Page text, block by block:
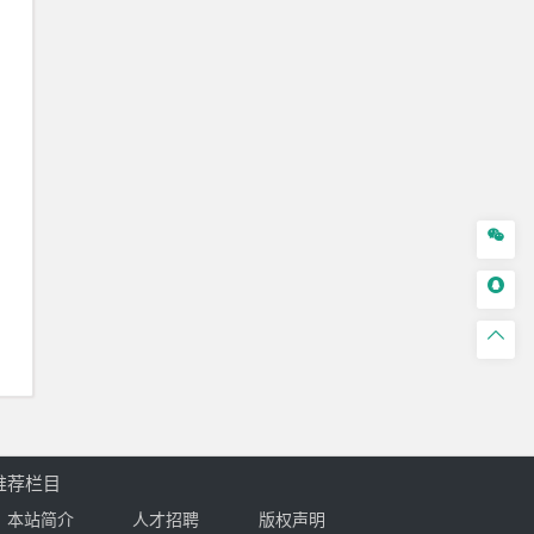



荐栏目
本站简介 人才招聘 版权声明